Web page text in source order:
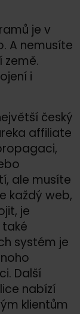
je v
A nemusíte
země.
i
český
affiliate
ale musíte
každý web,
je
systém je
Další
nabízí
klientům